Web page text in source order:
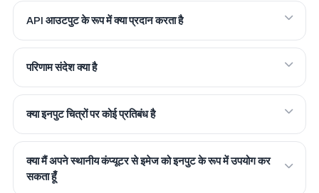
API आउटपुट के रूप में क्या प्रदान करता है
परिणाम संदेश क्या है
क्या इनपुट चित्रों पर कोई प्रतिबंध है
क्या मैं अपने स्थानीय कंप्यूटर से इमेज को इनपुट के रूप में उपयोग कर
सकता हूँ